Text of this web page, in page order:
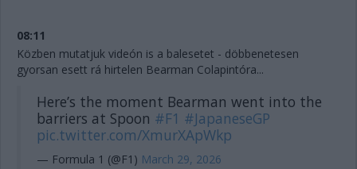
08:11
Közben mutatjuk videón is a balesetet - döbbenetesen
gyorsan esett rá hirtelen Bearman Colapintóra...
Here’s the moment Bearman went into the
barriers at Spoon #F1 #JapaneseGP
pic.twitter.com/XmurXApWkp
— Formula 1 (@F1) March 29, 2026